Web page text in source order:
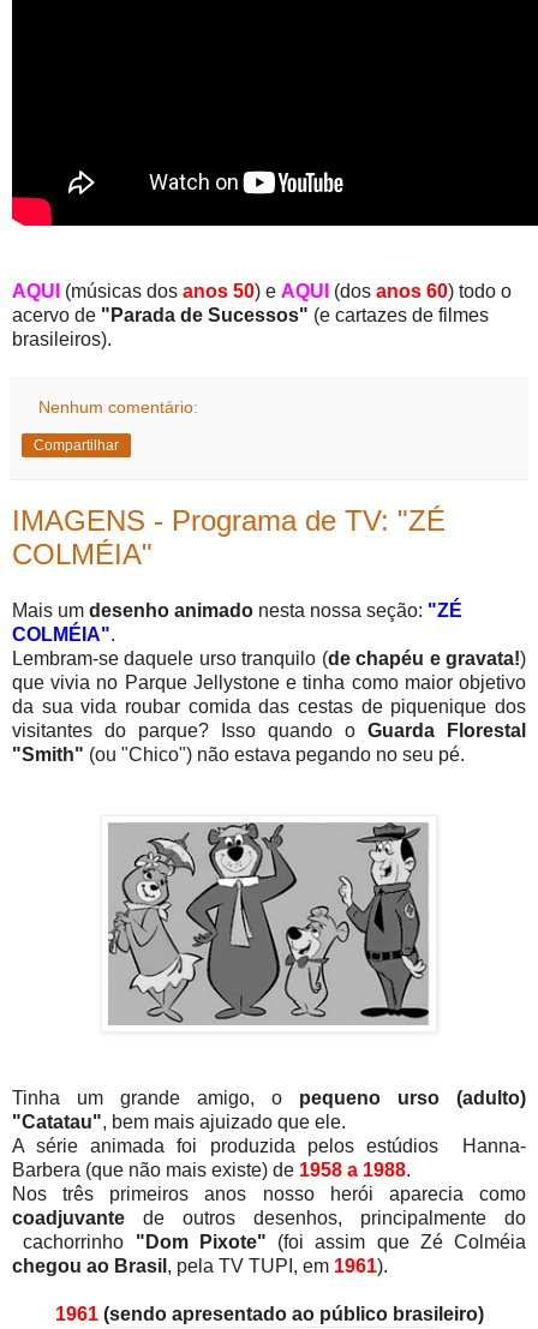
AQUI (músicas dos anos 50) e AQUI (dos anos 60) todo o
acervo de "Parada de Sucessos" (e cartazes de filmes
brasileiros).
Nenhum comentário:
Compartilhar
IMAGENS - Programa de TV: "ZÉ
COLMÉIA"
Mais um desenho animado nesta nossa seção: "ZÉ
COLMÉIA".
Lembram-se daquele urso tranquilo (de chapéu e gravata!)
que vivia no Parque Jellystone e tinha como maior objetivo
da sua vida roubar comida das cestas de piquenique dos
visitantes do parque? Isso quando o Guarda Florestal
"Smith" (ou "Chico") não estava pegando no seu pé.
Tinha um grande amigo, o pequeno urso (adulto)
"Catatau", bem mais ajuizado que ele.
A série animada foi produzida pelos estúdios Hanna-
Barbera (que não mais existe) de 1958 a 1988.
Nos três primeiros anos nosso herói aparecia como
coadjuvante de outros desenhos, principalmente do
cachorrinho "Dom Pixote" (foi assim que Zé Colméia
chegou ao Brasil , pela TV TUPI, em 1961).
1961 (sendo apresentado ao público brasileiro)